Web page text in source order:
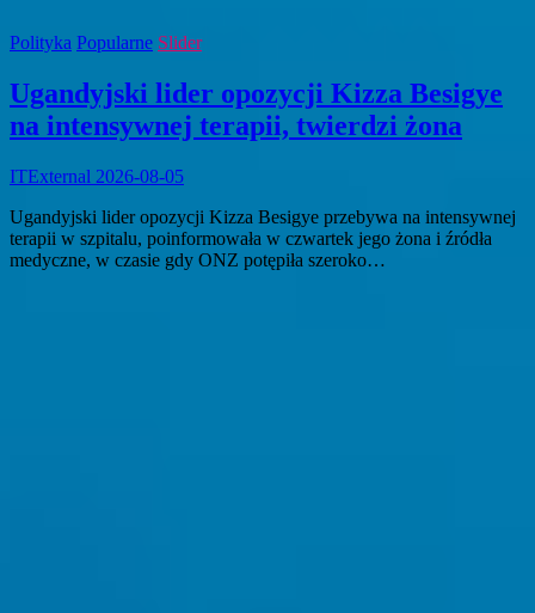
Polityka Popularne Slider
Ugandyjski lider opozycji Kizza Besigye
na intensywnej terapii, twierdzi żona
ITExternal 2026-08-05
Ugandyjski lider opozycji Kizza Besigye przebywa na intensywnej
terapii w szpitalu, poinformowała w czwartek jego żona i źródła
medyczne, w czasie gdy ONZ potępiła szeroko…